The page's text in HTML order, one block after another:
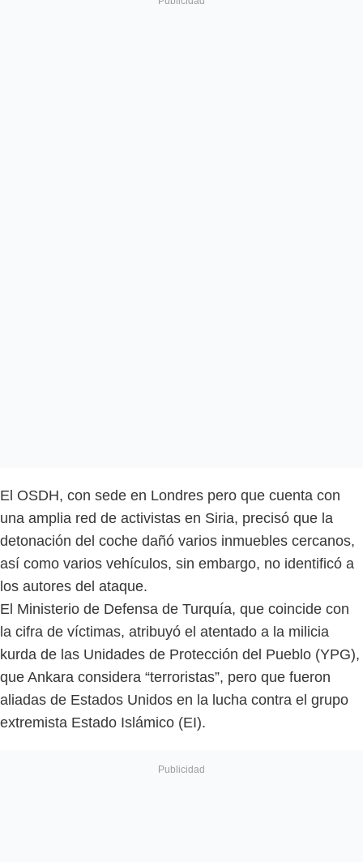
El OSDH, con sede en Londres pero que cuenta con
una amplia red de activistas en Siria, precisó que la
detonación del coche dañó varios inmuebles cercanos,
así como varios vehículos, sin embargo, no identificó a
los autores del ataque.
El Ministerio de Defensa de Turquía, que coincide con
la cifra de víctimas, atribuyó el atentado a la milicia
kurda de las Unidades de Protección del Pueblo (YPG),
que Ankara considera “terroristas”, pero que fueron
aliadas de Estados Unidos en la lucha contra el grupo
extremista Estado Islámico (EI).